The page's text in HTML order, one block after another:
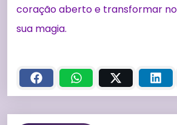
coração aberto e transformar
sua magia.